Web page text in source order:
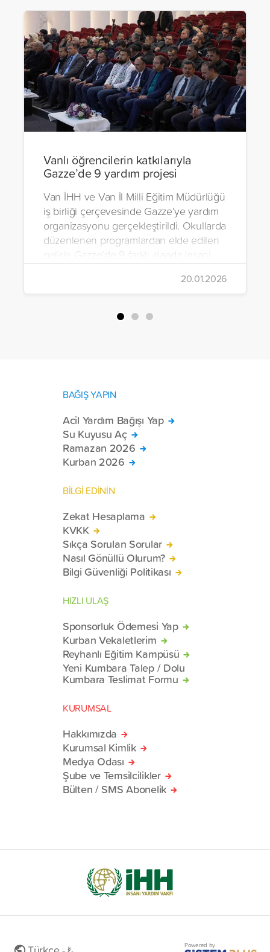
Vanlı öğrencilerin katkılarıyla
Gazze’de 9 yardım projesi
Van İHH ve Van İl Milli Eğitim Müdürlüğü
iş birliği çerçevesinde Gazze’ye yardım
organizasyonu gerçekleştirildi. Okullarda
düzenlenen programlardan elde edilen
gelirle Gazze’de 9 farklı alanda insani
yardım çalışmalarında bulunuldu.
20.01.2026
BAĞIŞ YAPIN
Acil Yardım Bağışı Yap
Su Kuyusu Aç
Ramazan 2026
Kurban 2026
BİLGİ EDİNİN
Zekat Hesaplama
KVKK
Sıkça Sorulan Sorular
Nasıl Gönüllü Olurum?
Bilgi Güvenliği Politikası
HIZLI ULAŞ
Sponsorluk Ödemesi Yap
Kurban Vekaletlerim
Reyhanlı Eğitim Kampüsü
Yeni Kumbara Talep / Dolu
Kumbara Teslimat Formu
KURUMSAL
Hakkımızda
Kurumsal Kimlik
Medya Odası
Şube ve Temsilcilikler
Bülten / SMS Abonelik
Powered by